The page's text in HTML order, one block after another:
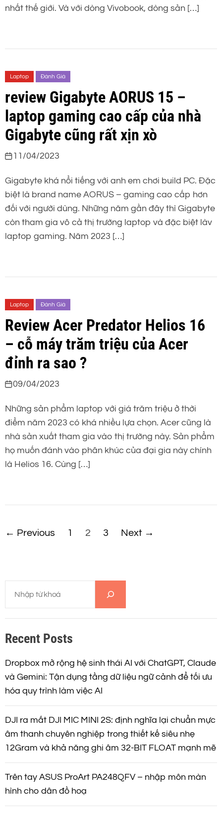
nhất thế giới. Và với dòng Vivobook, dòng sản […]
Laptop Đánh Giá
review Gigabyte AORUS 15 –
laptop gaming cao cấp của nhà
Gigabyte cũng rất xịn xò
11/04/2023
Gigabyte khá nổi tiếng với anh em chơi build PC. Đặc
biệt là brand name AORUS – gaming cao cấp hơn
đối với người dùng. Những năm gần đây thì Gigabyte
còn tham gia vô cả thị trường laptop và đặc biệt làv
laptop gaming. Năm 2023 […]
Laptop Đánh Giá
Review Acer Predator Helios 16
– cỗ máy trăm triệu của Acer
đỉnh ra sao ?
09/04/2023
Những sản phẩm laptop với giá trăm triệu ở thời
điểm năm 2023 có khá nhiều lựa chọn. Acer cũng là
nhà sản xuất tham gia vào thị trường này. Sản phẩm
họ muốn đánh vào phân khúc của đại gia này chính
là Helios 16. Cùng […]
P
â
t
r
a
n
g
b
à
i
← Previous 1 2 3 Next →
m
i
m
Recent Posts
Dropbox mở rộng hệ sinh thái AI với ChatGPT, Claude
và Gemini: Tận dụng tầng dữ liệu ngữ cảnh để tối ưu
hóa quy trình làm việc AI
DJI ra mắt DJI MIC MINI 2S: định nghĩa lại chuẩn mực
âm thanh chuyên nghiệp trong thiết kế siêu nhẹ
12Gram và khả năng ghi âm 32-BIT FLOAT mạnh mẽ
Trên tay ASUS ProArt PA248QFV – nhập môn màn
hình cho dân đồ hoạ